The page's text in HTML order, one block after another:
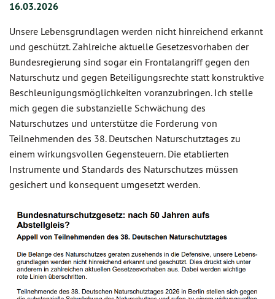
16.03.2026
Unsere Lebensgrundlagen werden nicht hinreichend erkannt
und geschützt. Zahlreiche aktuelle Gesetzesvorhaben der
Bundesregierung sind sogar ein Frontalangriff gegen den
Naturschutz und gegen Beteiligungsrechte statt konstruktive
Beschleunigungsmöglichkeiten voranzubringen. Ich stelle
mich gegen die substanzielle Schwächung des
Naturschutzes und unterstütze die Forderung von
Teilnehmenden des 38. Deutschen Naturschutztages zu
einem wirkungsvollen Gegensteuern. Die etablierten
Instrumente und Standards des Naturschutzes müssen
gesichert und konsequent umgesetzt werden.